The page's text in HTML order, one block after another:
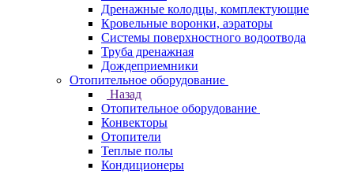
Дренажные колодцы, комплектующие
Кровельные воронки, аэраторы
Системы поверхностного водоотвода
Труба дренажная
Дождеприемники
Отопительное оборудование
Назад
Отопительное оборудование
Конвекторы
Отопители
Теплые полы
Кондиционеры